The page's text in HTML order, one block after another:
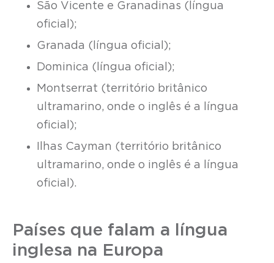
São Vicente e Granadinas (língua
oficial);
Granada (língua oficial);
Dominica (língua oficial);
Montserrat (território britânico
ultramarino, onde o inglês é a língua
oficial);
Ilhas Cayman (território britânico
ultramarino, onde o inglês é a língua
oficial).
Países que falam a língua
inglesa na Europa